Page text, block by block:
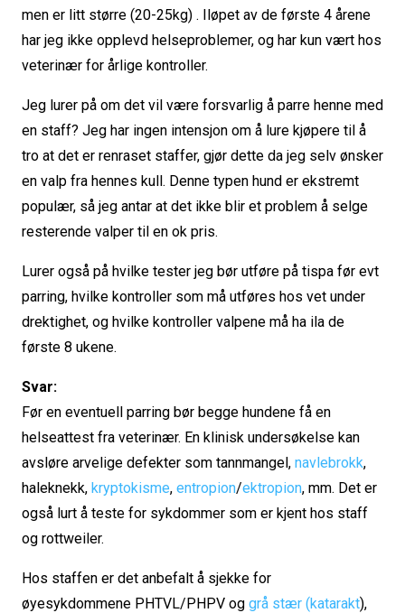
men er litt større (20-25kg) . Iløpet av de første 4 årene
har jeg ikke opplevd helseproblemer, og har kun vært hos
veterinær for årlige kontroller.
Jeg lurer på om det vil være forsvarlig å parre henne med
en staff? Jeg har ingen intensjon om å lure kjøpere til å
tro at det er renraset staffer, gjør dette da jeg selv ønsker
en valp fra hennes kull. Denne typen hund er ekstremt
populær, så jeg antar at det ikke blir et problem å selge
resterende valper til en ok pris.
Lurer også på hvilke tester jeg bør utføre på tispa før evt
parring, hvilke kontroller som må utføres hos vet under
drektighet, og hvilke kontroller valpene må ha ila de
første 8 ukene.
Svar:
Før en eventuell parring bør begge hundene få en
helseattest fra veterinær. En klinisk undersøkelse kan
avsløre arvelige defekter som tannmangel, navlebrokk,
haleknekk, kryptokisme, entropion/ektropion, mm. Det er
også lurt å teste for sykdommer som er kjent hos staff
og rottweiler.
Hos staffen er det anbefalt å sjekke for
øyesykdommene PHTVL/PHPV og grå stær (katarakt),